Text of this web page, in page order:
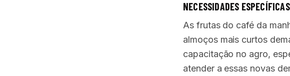
NECESSIDADES ESPECÍFICAS
As frutas do café da
almoços mais curtos
capacitação no agro,
atender a essas novas